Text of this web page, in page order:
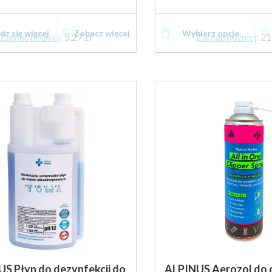
Zapłać później:5,27 zł
się więcej Zobacz więcej Zapłać później:
Wybierz opcje
Płyn do dezynfekcji do
ALPINUS Aerozol do